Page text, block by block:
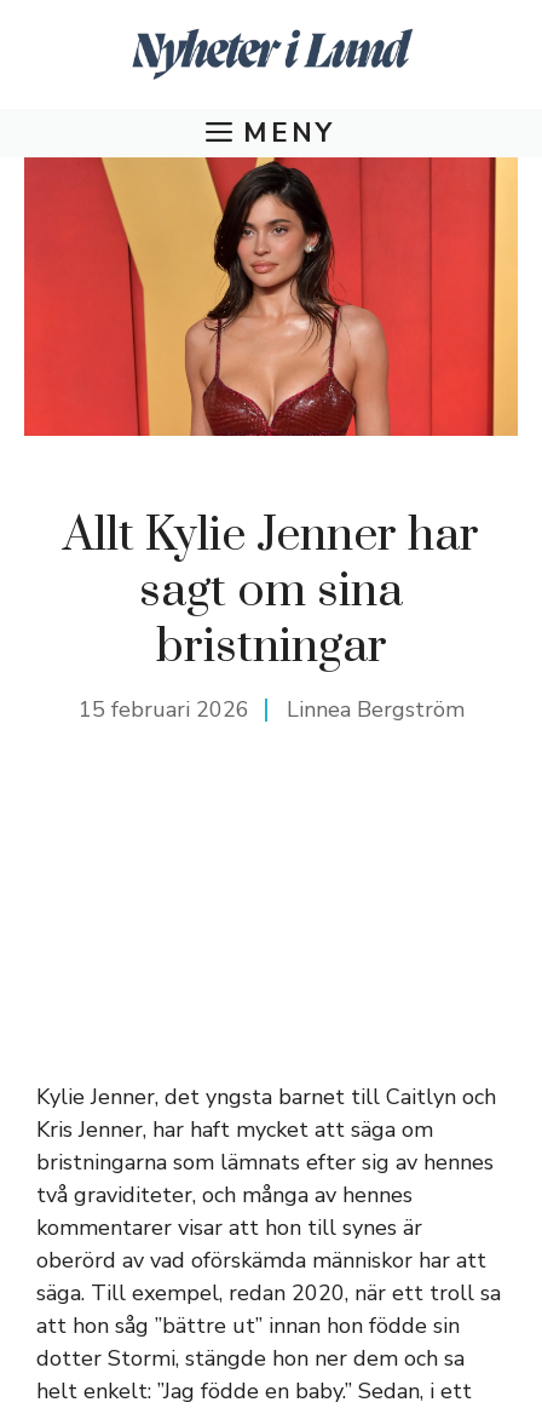
MENY
Allt Kylie Jenner har
sagt om sina
bristningar
15 februari 2026 Linnea Bergström
Kylie Jenner, det yngsta barnet till Caitlyn och
Kris Jenner, har haft mycket att säga om
bristningarna som lämnats efter sig av hennes
två graviditeter, och många av hennes
kommentarer visar att hon till synes är
oberörd av vad oförskämda människor har att
säga. Till exempel, redan 2020, när ett troll sa
att hon såg ”bättre ut” innan hon födde sin
dotter Stormi, stängde hon ner dem och sa
helt enkelt: ”Jag födde en baby.” Sedan, i ett